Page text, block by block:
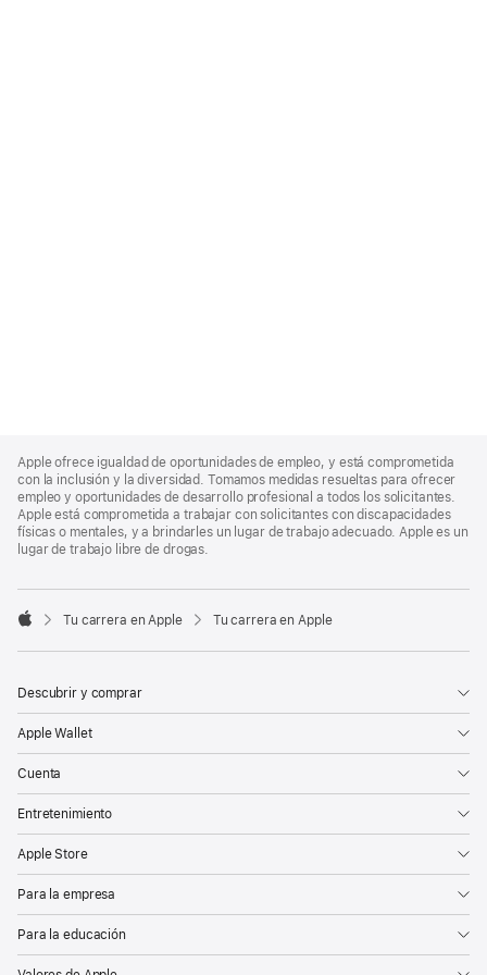
Footer
Apple ofrece igualdad de oportunidades de empleo, y está comprometida
con la inclusión y la diversidad. Tomamos medidas resueltas para ofrecer
empleo y oportunidades de desarrollo profesional a todos los solicitantes.
Apple está comprometida a trabajar con solicitantes con discapacidades
físicas o mentales, y a brindarles un lugar de trabajo adecuado. Apple es un
lugar de trabajo libre de drogas.

Tu carrera en Apple Tu carrera en Apple
Descubrir y comprar
Apple Wallet
Cuenta
Entretenimiento
Apple Store
Para la empresa
Para la educación